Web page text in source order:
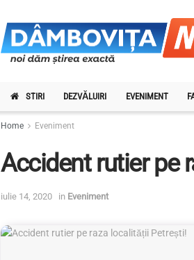
STIRI DEZVĂLUIRI EVENIMENT
Home Eveniment
Accident rutier pe
iulie 14, 2020 in Eveniment